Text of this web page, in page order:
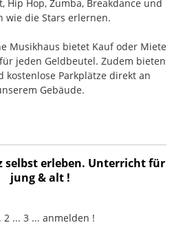
Hip Hop, Zumba, Breakdance und
wie die Stars erlernen.
Musikhaus bietet Kauf oder Miete
jeden Geldbeutel. Zudem bieten
kostenlose Parkplätze direkt an
Gebäude.
selbst erleben. Unterricht für
jung & alt !
2 ... 3 ... anmelden !